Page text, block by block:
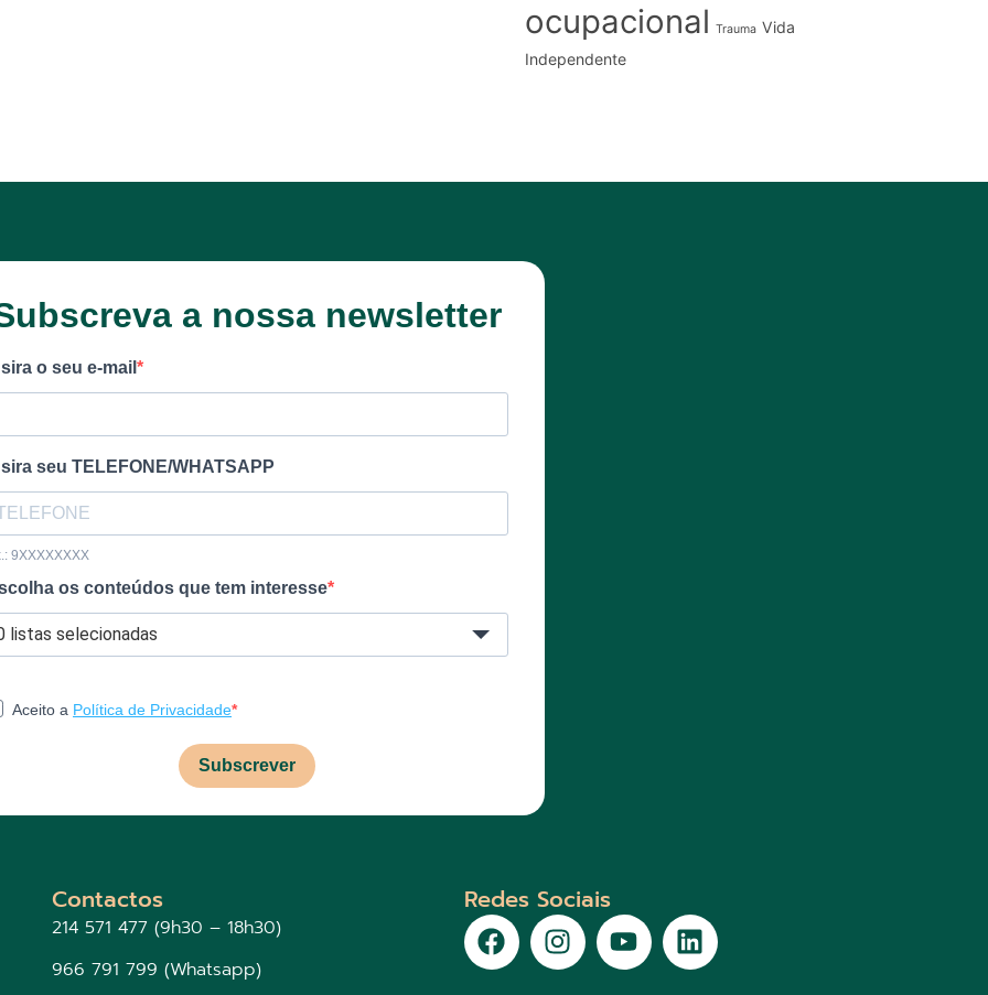
ocupacional Trauma Vida
Independente
a nossa newsletter
o seu e-mail
seu TELEFONE/WHATSAPP
9XXXXXXXX
os conteúdos que tem interesse
listas selecionadas
Aceito a Política de Privacidade
Subscrever
Contactos
214 571 477 (9h30 – 18h30)
966 791 799 (Whatsapp)
Redes Sociais